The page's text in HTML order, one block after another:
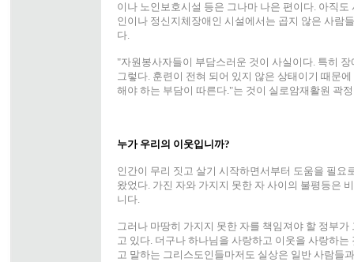
이나 노인보호시설 등은 그나마 나은 편이다. 아직도
인이나 정신지체장애인 시설에서는 곱지 않은 사람
다.
"자원봉사자들이 부담스러운 것이 사실이다. 특히
그렇다. 훈련이 전혀 되어 있지 않은 상태이기 때문
해야 하는 부담이 따른다."는 것이 실로암재활원 곽
누가 우리의 이웃입니까?
인간이 무리 짓고 살기 시작하면서부터 도움을 필요
왔었다. 가진 자와 가지지 못한 자 사이의 불평등은
니다.
그러나 마땅히 가지지 못한 자를 책임져야 할 정부가
고 있다. 더구나 하나님을 사랑하고 이웃을 사랑하
고 말하는 그리스도인들마저도 실상은 일반 사람들